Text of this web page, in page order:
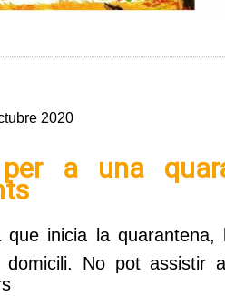
2020
per a una
inicia la quarantena,
domicili. No pot assistir